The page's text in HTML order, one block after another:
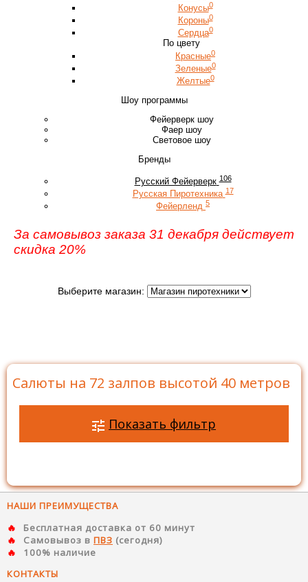
Конусы0
Короны0
Сердца0
По цвету
Красные0
Зеленые0
Желтые0
Шоу программы
Фейерверк шоу
Фаер шоу
Световое шоу
Бренды
Русский Фейерверк 106
Русская Пиротехника 17
Фейерленд 5
За самовывоз заказа 31 декабря действует
скидка 20%
Выберите магазин:
Салюты на 72 залпов высотой 40 метров
Показать фильтр
НАШИ ПРЕИМУЩЕСТВА
Бесплатная доставка от 60 минут
Самовывоз в ПВЗ (сегодня)
100% наличие
КОНТАКТЫ